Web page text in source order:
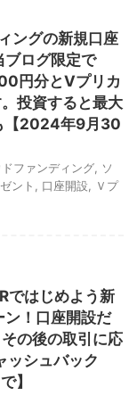
ングの新規口座
ブログ限定で
円分とVプリカ
投資すると最大
【2024年9月30
ファンディング
ソ
ント 口座開設
Ｖプ
ではじめよう新
ン！口座開設だ
の後の取引に応
ッシュバック
】